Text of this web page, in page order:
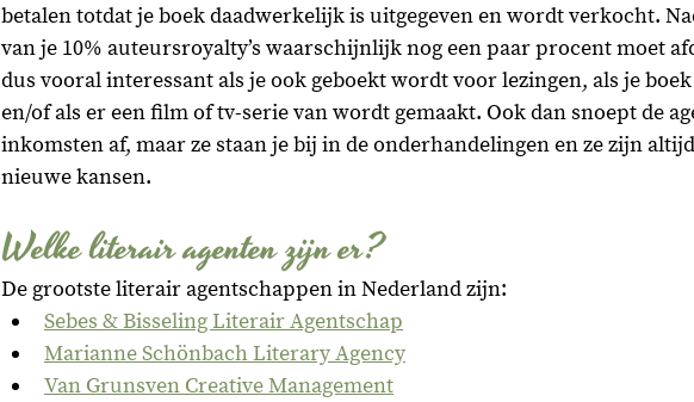
betalen totdat je boek daadwerkelijk is uitgegeven en wordt verkocht.
van je 10% auteursroyalty’s waarschijnlijk nog een paar procent moet
dus vooral interessant als je ook geboekt wordt voor lezingen, als je
en/of als er een film of tv-serie van wordt gemaakt. Ook dan snoept de
inkomsten af, maar ze staan je bij in de onderhandelingen en ze zijn
nieuwe kansen.
Welke literair agenten zijn er?
De grootste literair agentschappen in Nederland zijn:
Sebes & Bisseling Literair Agentschap
Marianne Schönbach Literary Agency
Van Grunsven Creative Management